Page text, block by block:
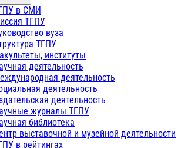
в СМИ
ТГПУ
вуза
ТГПУ
институты
деятельность
деятельность
деятельность
деятельность
журналы ТГПУ
библиотека
выставочной и музейной деятельности
в рейтингах